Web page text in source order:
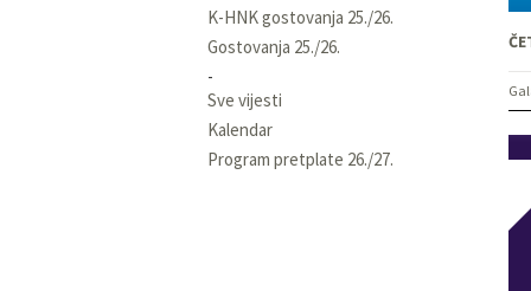
K-HNK gostovanja 25./26.
Gostovanja 25./26.
Sve vijesti
Kalendar
Program pretplate 26./27.